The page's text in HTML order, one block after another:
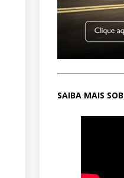
SAIBA MAIS